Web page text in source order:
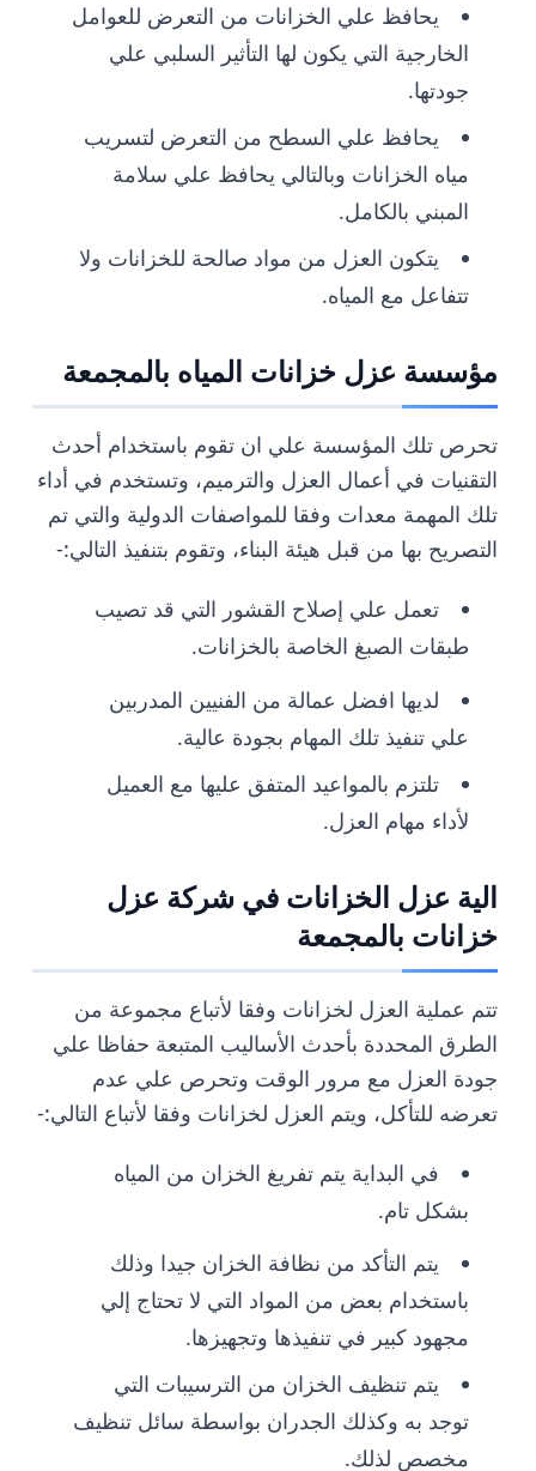
يحافظ علي الخزانات من التعرض للعوامل
الخارجية التي يكون لها التأثير السلبي علي
جودتها.
يحافظ علي السطح من التعرض لتسريب
مياه الخزانات وبالتالي يحافظ علي سلامة
المبني بالكامل.
يتكون العزل من مواد صالحة للخزانات ولا
تتفاعل مع المياه.
مؤسسة عزل خزانات المياه بالمجمعة
تحرص تلك المؤسسة علي ان تقوم باستخدام أحدث
التقنيات في أعمال العزل والترميم، وتستخدم في أداء
تلك المهمة معدات وفقا للمواصفات الدولية والتي تم
التصريح بها من قبل هيئة البناء، وتقوم بتنفيذ التالي:-
تعمل علي إصلاح القشور التي قد تصيب
طبقات الصبغ الخاصة بالخزانات.
لديها افضل عمالة من الفنيين المدربين
علي تنفيذ تلك المهام بجودة عالية.
تلتزم بالمواعيد المتفق عليها مع العميل
لأداء مهام العزل.
الية عزل الخزانات في شركة عزل
خزانات بالمجمعة
تتم عملية العزل لخزانات وفقا لأتباع مجموعة من
الطرق المحددة بأحدث الأساليب المتبعة حفاظا علي
جودة العزل مع مرور الوقت وتحرص علي عدم
تعرضه للتأكل، ويتم العزل لخزانات وفقا لأتباع التالي:-
في البداية يتم تفريغ الخزان من المياه
بشكل تام.
يتم التأكد من نظافة الخزان جيدا وذلك
باستخدام بعض من المواد التي لا تحتاج إلي
مجهود كبير في تنفيذها وتجهيزها.
يتم تنظيف الخزان من الترسيبات التي
توجد به وكذلك الجدران بواسطة سائل تنظيف
مخصص لذلك.